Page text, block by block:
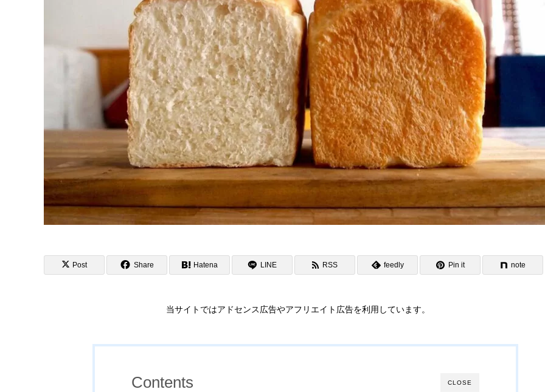
Post Share Hatena LINE RSS feedly Pin it note
当サイトではアドセンス広告やアフリエイト広告を利用しています。
CLOSE
Contents